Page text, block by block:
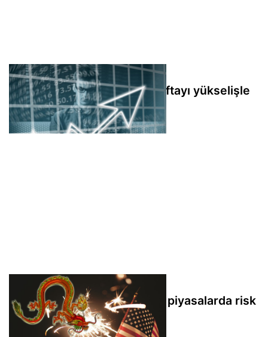
Enflasyon geriledi, borsa haftayı yükselişle
tamamladı
Zayıf ABD istihdamı küresel piyasalarda risk
iştahını destekledi